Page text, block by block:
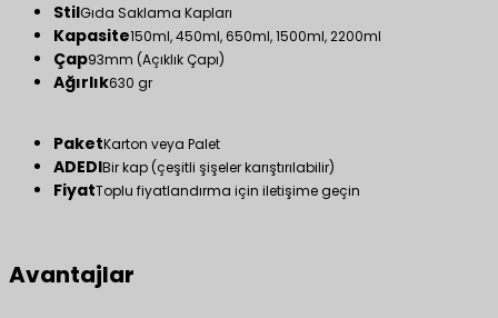
StilGıda Saklama Kapları
Kapasite150ml, 450ml, 650ml, 1500ml, 2200ml
Çap93mm (Açıklık Çapı)
Ağırlık630 gr
PaketKarton veya Palet
ADEDIBir kap (çeşitli şişeler karıştırılabilir)
FiyatToplu fiyatlandırma için iletişime geçin
Avantajlar